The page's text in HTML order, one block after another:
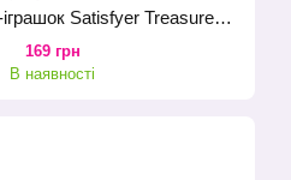
Мішок для секс-іграшок Satisfyer Treasure Bag M, чорний, на шнурку
169 грн
В наявності